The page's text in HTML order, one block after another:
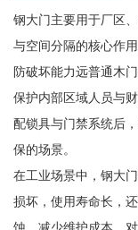
钢大门主要用于厂区
与空间分隔的核心作
防破坏能力远普通木
保护内部区域人员与
配锁具与门禁系统后
保的场景。
在工业场景中，钢大
损坏，使用寿命长，